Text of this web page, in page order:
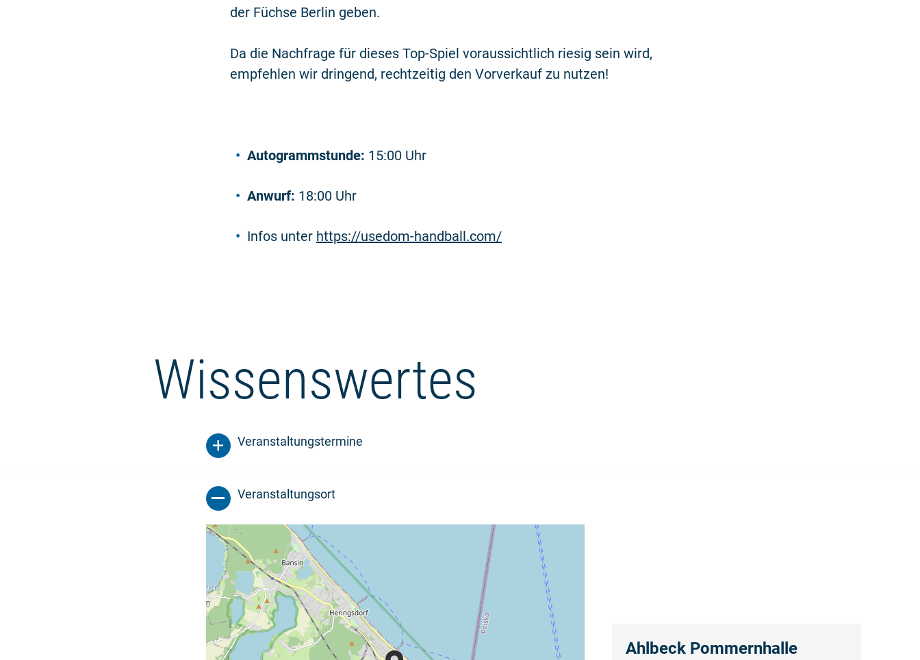
der Füchse Berlin geben.
Da die Nachfrage für dieses Top-Spiel voraussichtlich riesig sein wird,
empfehlen wir dringend, rechtzeitig den Vorverkauf zu nutzen!
Autogrammstunde: 15:00 Uhr
Anwurf: 18:00 Uhr
Infos unter https://usedom-handball.com/
Wissenswertes
Veranstaltungstermine
Veranstaltungsort
Ahlbeck Pommernhalle